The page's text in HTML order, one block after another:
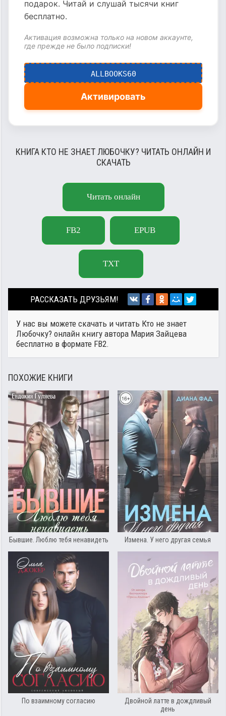
подарок. Читай и слушай тысячи книг
бесплатно.
Активация возможна только на новом аккаунте,
где прежде не было подписки!
ALLBOOKS60
Активировать
КНИГА КТО НЕ ЗНАЕТ ЛЮБОЧКУ? ЧИТАТЬ ОНЛАЙН И
СКАЧАТЬ
Читать онлайн
FB2 EPUB
TXT
РАССКАЗАТЬ ДРУЗЬЯМ!
У нас вы можете скачать и читать Кто не знает
Любочку? онлайн книгу автора Мария Зайцева
бесплатно в формате FB2.
ПОХОЖИЕ КНИГИ
Бывшие. Люблю тебя ненавидеть Измена. У него другая семья
По взаимному согласию
Двойной латте в дождливый
день